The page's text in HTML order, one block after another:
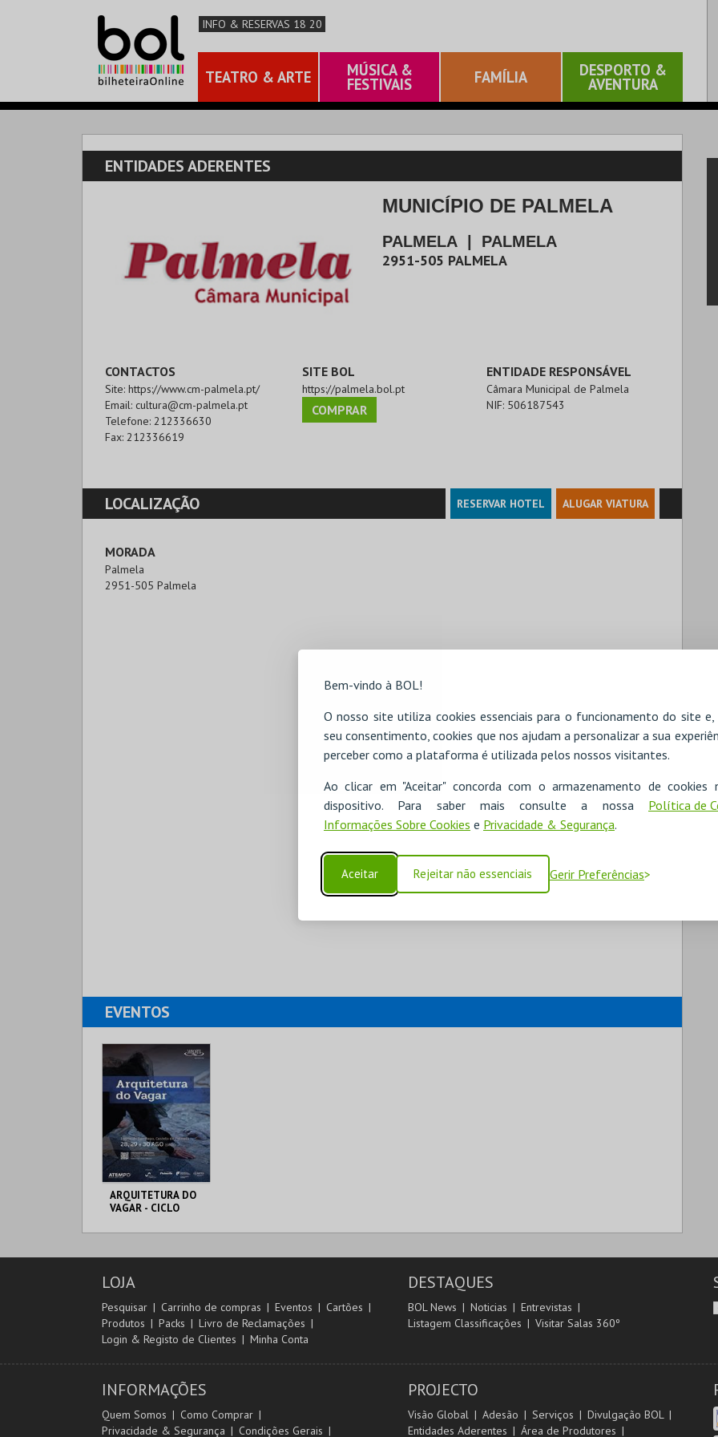
Bem-vindo à BOL!
O nosso site utiliza cookies essenciais para o funcionamento do site
seu consentimento, cookies que nos ajudam a personalizar a sua
perceber como a plataforma é utilizada pelos nossos visitantes.
Ao clicar em "Aceitar" concorda com o armazenamento de cookies
dispositivo. Para saber mais consulte a nossa Política de
Informações Sobre Cookies e Privacidade & Segurança.
Aceitar Rejeitar não essenciais Gerir Preferências
INFO & RESERVAS 18 20
TEATRO & ARTE MÚSICA &
FESTIVAIS FAMÍLIA DESPORTO &
AVENTURA
ENTIDADES ADERENTES
MUNICÍPIO DE PALMELA
PALMELA PALMELA
2951-505 PALMELA
CONTACTOS
Site: https://www.cm-palmela.pt/
Email: cultura@cm-palmela.pt
Telefone: 212336630
Fax: 212336619
SITE BOL
https://palmela.bol.pt
COMPRAR
ENTIDADE RESPONSÁVEL
Câmara Municipal de Palmela
NIF: 506187543
LOCALIZAÇÃO RESERVAR HOTEL ALUGAR VIATURA
MORADA
Palmela
2951-505 Palmela
EVENTOS
ARQUITETURA DO
VAGAR - CICLO
MOMENTO
PALMELA
COMPRAR
LOJA
Pesquisar Carrinho de compras Eventos
Cartões
Produtos
Packs
Livro de Reclamações
Login & Registo de Clientes
Minha Conta
DESTAQUES
BOL News Noticias
Entrevistas
Listagem Classificações
Visitar Salas 360º
INFORMAÇÕES
Quem Somos
Como Comprar
Privacidade & Segurança
Condições Gerais
PROJECTO
Visão Global Adesão Serviços
Divulgação BOL
Entidades Aderentes
Área de Produtores